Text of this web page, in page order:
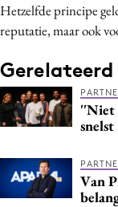
Diversiteit
Effectiviteit
Gedragsverandering
Influencer marketing
Interne
Media
Merkstrategie
Hetzelfde principe
reputatie, maar ook
Gerelateerd
''Niet
snelst
Van